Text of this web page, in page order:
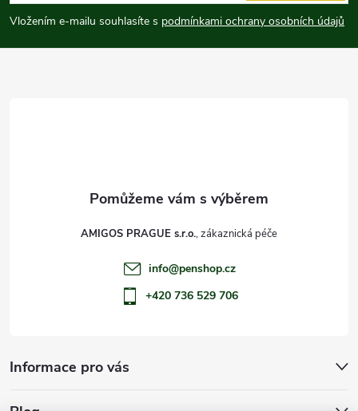
p
a
Vložením e-mailu souhlasíte s podmínkami ochrany osobních údajů
Informace pro vás
AMIGOS PRAGUE s.r.o.
info@penshop.cz
+420 736 529 706